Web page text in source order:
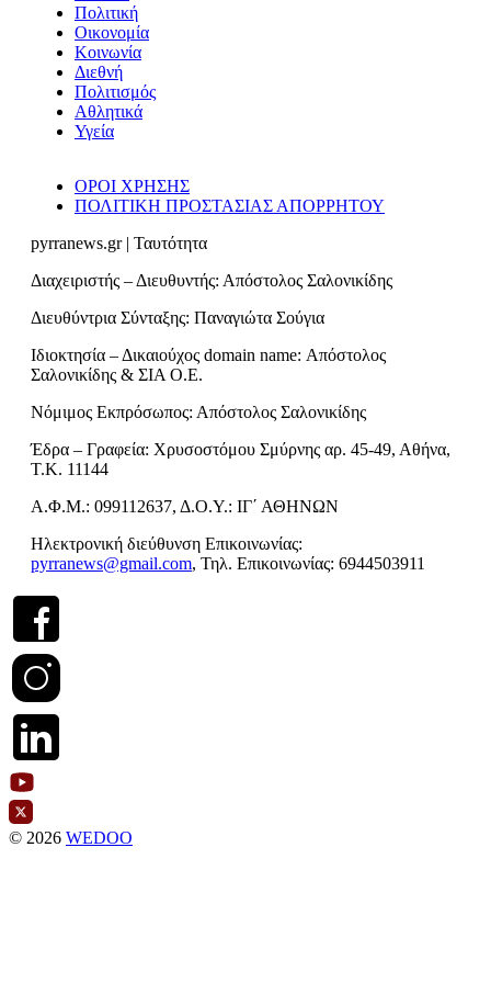
Πολιτική
Οικονομία
Κοινωνία
Διεθνή
Πολιτισμός
Αθλητικά
Υγεία
ΟΡΟΙ ΧΡΗΣΗΣ
ΠΟΛΙΤΙΚΗ ΠΡΟΣΤΑΣΙΑΣ ΑΠΟΡΡΗΤΟΥ
pyrranews.gr | Ταυτότητα
Διαχειριστής – Διευθυντής: Απόστολος Σαλονικίδης
Διευθύντρια Σύνταξης: Παναγιώτα Σούγια
Ιδιοκτησία – Δικαιούχος domain name: Απόστολος
Σαλονικίδης & ΣΙΑ Ο.Ε.
Νόμιμος Εκπρόσωπος: Απόστολος Σαλονικίδης
Έδρα – Γραφεία: Χρυσοστόμου Σμύρνης αρ. 45-49, Αθήνα,
Τ.Κ. 11144
Α.Φ.Μ.: 099112637, Δ.Ο.Υ.: ΙΓ΄ ΑΘΗΝΩΝ
Ηλεκτρονική διεύθυνση Επικοινωνίας:
pyrranews@gmail.com, Τηλ. Επικοινωνίας: 6944503911
© 2026 WEDOO